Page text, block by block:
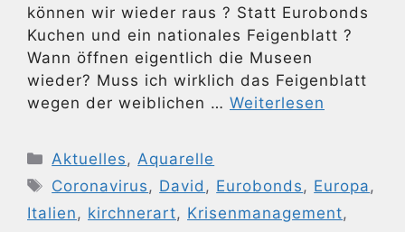
können wir wieder raus ? Statt Eurobonds
Kuchen und ein nationales Feigenblatt ?
Wann öffnen eigentlich die Museen
wieder? Muss ich wirklich das Feigenblatt
wegen der weiblichen … Weiterlesen
Kategorien
Aktuelles , Aquarelle
Schlagwörter
Coronavirus , David , Eurobonds , Europa ,
Italien , kirchnerart, Krisenmanagement,